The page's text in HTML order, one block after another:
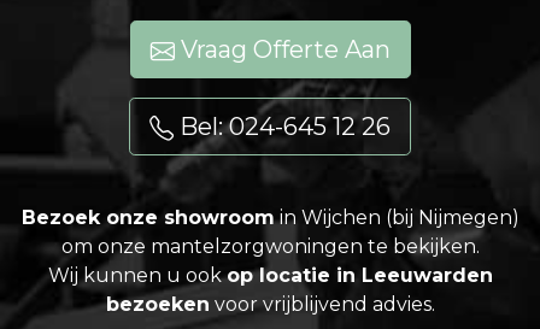
Vraag Offerte Aan
Bel: 024-645 12 26
Bezoek onze showroomin Wijchen (bij Nijmegen)
om onze mantelzorgwoningen te bekijken.
Wij kunnen u ookop locatie in Leeuwarden
bezoeken voor vrijblijvend advies.